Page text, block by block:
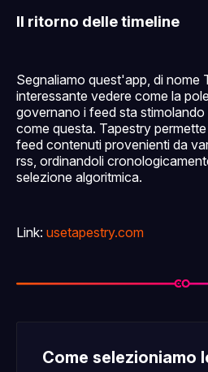
Il ritorno delle timeline
Segnaliamo quest'app, di nome
interessante vedere come la
governano i feed sta
come questa. Tapestry
feed contenuti provenienti da
rss, ordinandoli
selezione algoritmica.
Link: usetapestry.com
Come selezioniamo